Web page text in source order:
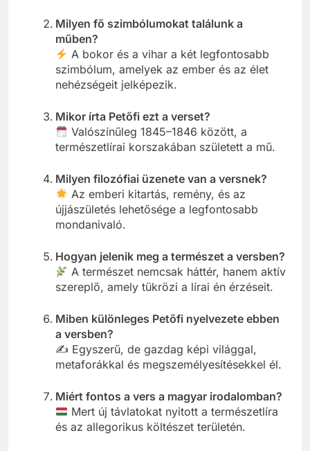
Milyen fő szimbólumokat találunk a
műben?
A bokor és a vihar a két legfontosabb
szimbólum, amelyek az ember és az élet
nehézségeit jelképezik.
Mikor írta Petőfi ezt a verset?
Valószínűleg 1845–1846 között, a
természetlírai korszakában született a mű.
Milyen filozófiai üzenete van a versnek?
Az emberi kitartás, remény, és az
újjászületés lehetősége a legfontosabb
mondanivaló.
Hogyan jelenik meg a természet a versben?
A természet nemcsak háttér, hanem aktív
szereplő, amely tükrözi a lírai én érzéseit.
Miben különleges Petőfi nyelvezete ebben
a versben?
✍️ Egyszerű, de gazdag képi világgal,
metaforákkal és megszemélyesítésekkel él.
Miért fontos a vers a magyar irodalomban?
Mert új távlatokat nyitott a természetlíra
és az allegorikus költészet területén.